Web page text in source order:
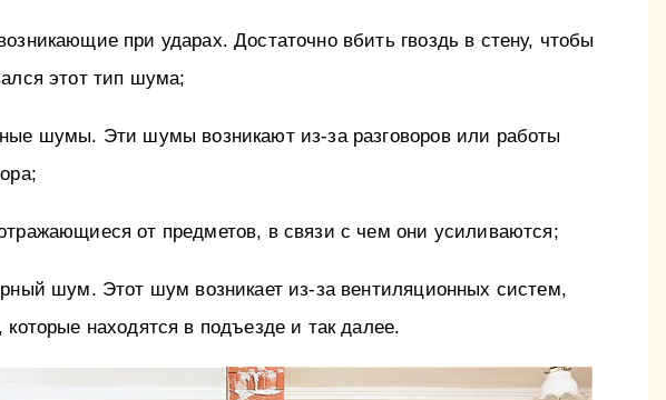
при ударах. Достаточно вбить гвоздь в стену, чтобы
этот тип шума;
шумы. Эти шумы возникают из-за разговоров или работы
от предметов, в связи с чем они усиливаются;
шум. Этот шум возникает из-за вентиляционных систем,
находятся в подъезде и так далее.